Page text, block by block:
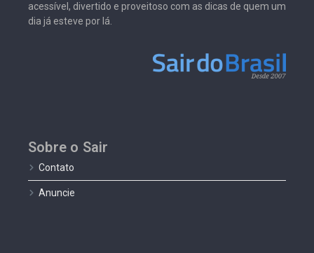
acessível, divertido e proveitoso com as dicas de quem um
dia já esteve por lá.
Sobre o Sair
Contato
Anuncie